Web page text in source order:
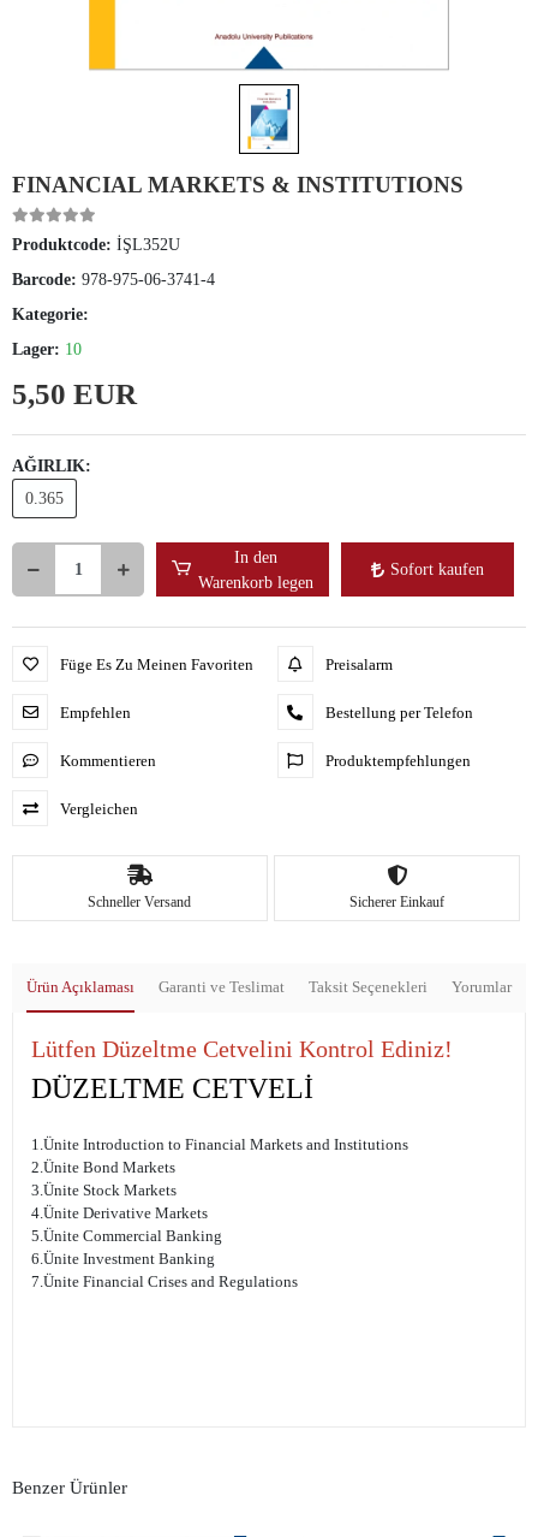
FINANCIAL MARKETS & INSTITUTIONS
Produktcode: İŞL352U
Barcode: 978-975-06-3741-4
Kategorie:
Lager: 10
5,50 EUR
AĞIRLIK:
0.365
In den
Warenkorb legen
Sofort kaufen
Füge Es Zu Meinen Favoriten
Empfehlen
Kommentieren
Vergleichen
Preisalarm
Bestellung per Telefon
Produktempfehlungen
Schneller Versand Sicherer Einkauf
Ürün Açıklaması Garanti ve Teslimat Taksit Seçenekleri Yorumlar
Lütfen Düzeltme Cetvelini Kontrol Ediniz!
DÜZELTME CETVELİ
1.Ünite Introduction to Financial Markets and Institutions
2.Ünite Bond Markets
3.Ünite Stock Markets
4.Ünite Derivative Markets
5.Ünite Commercial Banking
6.Ünite Investment Banking
7.Ünite Financial Crises and Regulations
Benzer Ürünler